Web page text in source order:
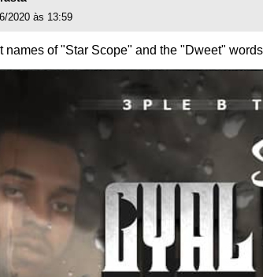
2020 às 13:59
names of "Star Scope" and the "Dweet"